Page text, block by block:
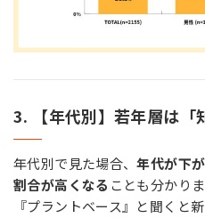
3. 【年代別】若年層は「
年代別で見た場合、年代が下
割合が高くなる ことも分かりま
『プラントベース』と聞くと